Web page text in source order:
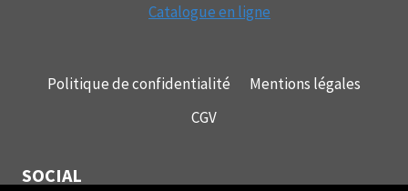
Catalogue en ligne
Politique de confidentialité
Mentions légales
CGV
SOCIAL